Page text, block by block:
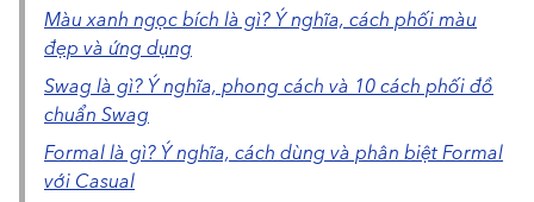
Màu xanh ngọc bích là gì? Ý nghĩa, cách phối màu
đẹp và ứng dụng
Swag là gì? Ý nghĩa, phong cách và 10 cách phối đồ
chuẩn Swag
Formal là gì? Ý nghĩa, cách dùng và phân biệt Formal
với Casual